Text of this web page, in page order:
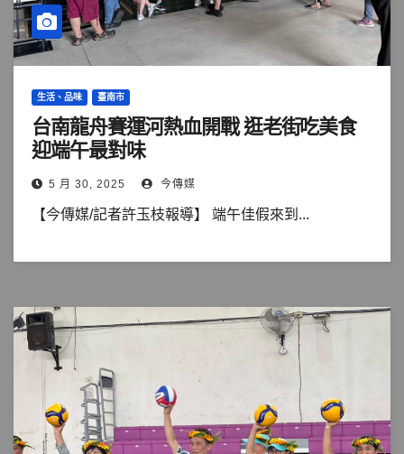
生活、品味 臺南市
台南龍舟賽運河熱血開戰 逛老街吃美食
迎端午最對味
5 月 30, 2025 今傳媒
【今傳媒/記者許玉枝報導】 端午佳假來到...